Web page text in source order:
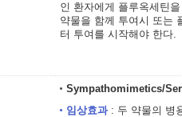
인 환자에게 플루옥세틴
약물을 함께 투여시 또는
터 투여를 시작해야 한다.
Sympathomimetics/
임상효과: 두 약물의 병